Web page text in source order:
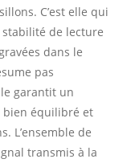
C’est elle qui
de lecture
dans le
pas
garantit un
bien équilibré et
L’ensemble de
transmis à la